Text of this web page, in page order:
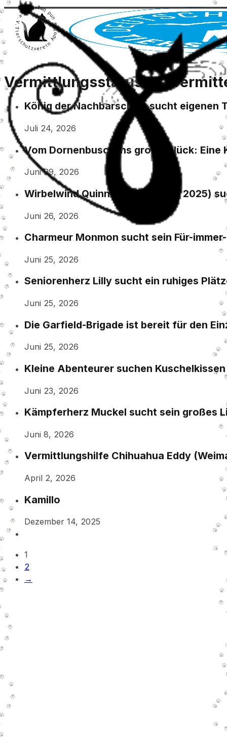
Vermittlungsstatus:zu
König der Nachbarschaft sucht eigenen
Juli 24, 2026
Vom Dornenbusch ins große Glück:
Juni 29, 2026
Wirbelwind Quinn (geb. Oktober 2025)
Juni 26, 2026
Charmeur Monmon sucht sein Für-
Juni 25, 2026
Seniorenherz Lilly sucht ein ruhiges
Juni 25, 2026
Die Garfield-Brigade ist bereit für den
Juni 25, 2026
Kleine Abenteurer suchen
Juni 23, 2026
Kämpferherz Muckel sucht sein großes
Juni 8, 2026
Vermittlungshilfe Chihuahua Eddy
April 2, 2026
Kamillo
Dezember 14, 2025
1
2
→